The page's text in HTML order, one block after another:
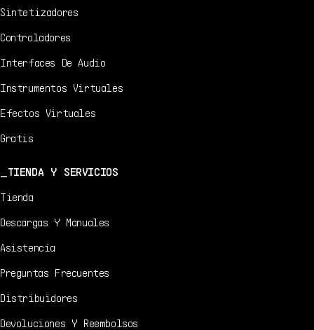
Sintetizadores
Controladores
Interfaces De Audio
Instrumentos Virtuales
Efectos Virtuales
Gratis
TIENDA Y SERVICIOS
Tienda
Descargas Y Manuales
Asistencia
Preguntas Frecuentes
Distribuidores
Devoluciones Y Reembolsos